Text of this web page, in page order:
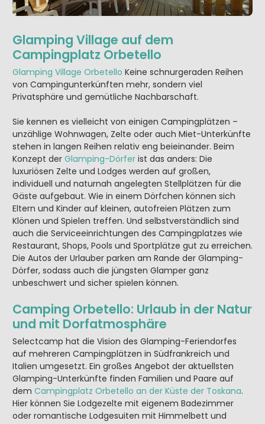
Glamping Village auf dem
Campingplatz Orbetello
Glamping Village Orbetello Keine schnurgeraden Reihen
von Campingunterkünften mehr, sondern viel
Privatsphäre und gemütliche Nachbarschaft.
Sie kennen es vielleicht von einigen Campingplätzen –
unzählige Wohnwagen, Zelte oder auch Miet-Unterkünfte
stehen in langen Reihen relativ eng beieinander. Beim
Konzept der Glamping-Dörfer ist das anders: Die
luxuriösen Zelte und Lodges werden auf großen,
individuell und naturnah angelegten Stellplätzen für die
Gäste aufgebaut. Wie in einem Dörfchen können sich
Eltern und Kinder auf kleinen, autofreien Plätzen zum
Klönen und Spielen treffen. Und selbstverständlich sind
auch die Serviceeinrichtungen des Campingplatzes wie
Restaurant, Shops, Pools und Sportplätze gut zu erreichen.
Die Autos der Urlauber parken am Rande der Glamping-
Dörfer, sodass auch die jüngsten Glamper ganz
unbeschwert und sicher spielen können.
Camping Orbetello: Urlaub in der Natur
und mit Dorfatmosphäre
Selectcamp hat die Vision des Glamping-Feriendorfes
auf mehreren Campingplätzen in Südfrankreich und
Italien umgesetzt. Ein großes Angebot der aktuellsten
Glamping-Unterkünfte finden Familien und Paare auf
dem Campingplatz Orbetello an der Küste der Toskana.
Hier können Sie Lodgezelte mit eigenem Badezimmer
oder romantische Lodgesuiten mit Himmelbett und